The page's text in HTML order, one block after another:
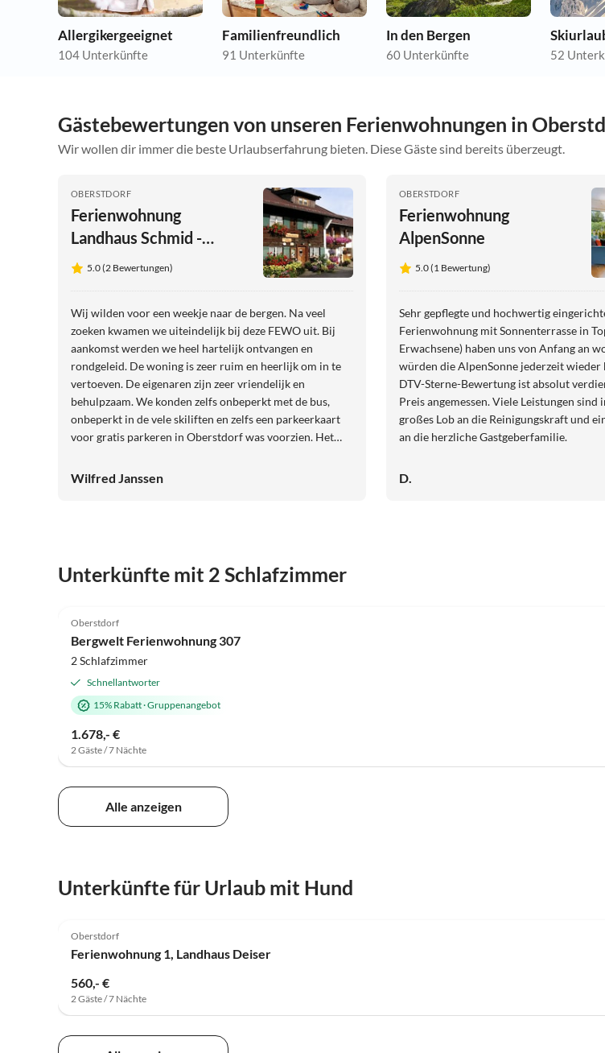
Allergikergeeignet
104 Unterkünfte
Familienfreundlich
91 Unterkünfte
In den Bergen
60 Unterkünfte 52
Gästebewertungen von unseren Ferienwohnungen in
Wir wollen dir immer die beste Urlaubserfahrung bieten. Diese Gäste sind bereits überzeugt.
OBERSTDORF
Ferienwohnung
Landhaus Schmid -
Wohnung 8
5.0 (2 Bewertungen)
Wij wilden voor een weekje naar de bergen. Na veel
zoeken kwamen we uiteindelijk bij deze FEWO uit. Bij
aankomst werden we heel hartelijk ontvangen en
rondgeleid. De woning is zeer ruim en heerlijk om in te
vertoeven. De eigenaren zijn zeer vriendelijk en
behulpzaam. We konden zelfs onbeperkt met de bus,
onbeperkt in de vele skiliften en zelfs een parkeerkaart
voor gratis parkeren in Oberstdorf was voorzien. Het
staan. (woning 8) Al met al hebben wij een fantastische
Wilfred Janssen
OBERSTDORF
Ferienwohnung
AlpenSonne
5.0 (1 Bewertung)
Sehr gepflegte und hochwertig
Ferienwohnung mit Sonnenterrasse in
Erwachsene) haben uns von Anfang an
würden die AlpenSonne jederzeit wieder
DTV-Sterne-Bewertung ist absolut
Preis angemessen. Viele Leistungen sind
großes Lob an die Reinigungskraft und
an die herzliche Gastgeberfamilie.
D.
Unterkünfte mit 2 Schlafzimmer
Oberstdorf
Bergwelt Ferienwohnung 307
2 Schlafzimmer
Schnellantworter
15% Rabatt·Gruppenangebot
1.678,- €
2 Gäste / 7 Nächte
Alle anzeigen
Unterkünfte für Urlaub mit Hund
Oberstdorf
Ferienwohnung 1, Landhaus Deiser
560,- €
2 Gäste / 7 Nächte